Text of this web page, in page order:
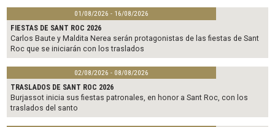
01/08/2026 - 16/08/2026
FIESTAS DE SANT ROC 2026
Carlos Baute y Maldita Nerea serán protagonistas de las fiestas de Sant
Roc que se iniciarán con los traslados
02/08/2026 - 08/08/2026
TRASLADOS DE SANT ROC 2026
Burjassot inicia sus fiestas patronales, en honor a Sant Roc, con los
traslados del santo